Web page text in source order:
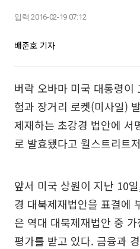
입력 2016-02-19 07:12
배준호 기자
버락 오바마 미국 대통령이
험과 장거리 로켓(미사일)
제재하는 초강경 법안에 서
로 발효됐다고 월스트리트
앞서 미국 상원이 지난 10
경 대북제재법안을 표결에
은 역대 대북제재법안 중
평가를 받고 있다. 금융과